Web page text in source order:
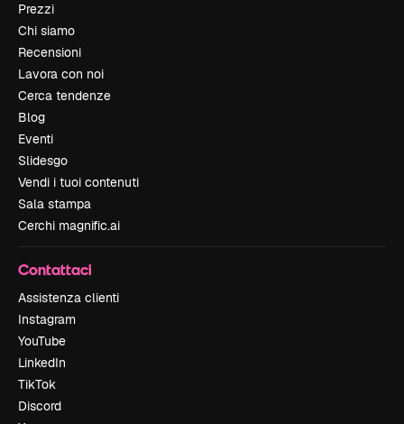
Prezzi
Chi siamo
Recensioni
Lavora con noi
Cerca tendenze
Blog
Eventi
Slidesgo
Vendi i tuoi contenuti
Sala stampa
Cerchi magnific.ai
Contattaci
Assistenza clienti
Instagram
YouTube
LinkedIn
TikTok
Discord